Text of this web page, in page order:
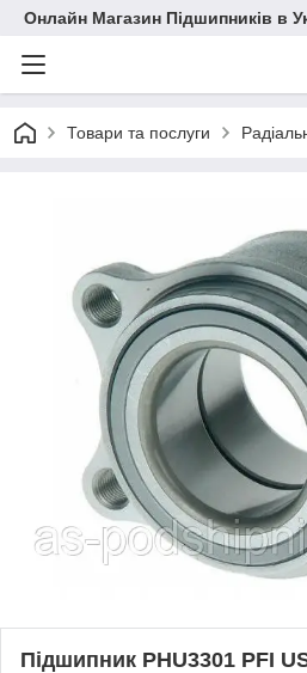
Онлайн Магазин Підшипників в
Товари та послуги
Підшипник PHU3301 PFI